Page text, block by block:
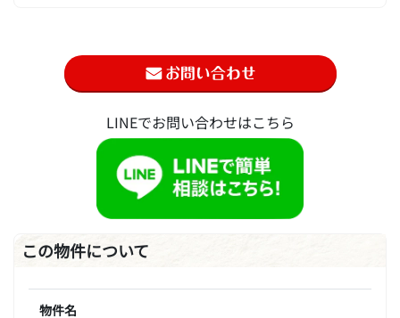
LINEでお問い合わせはこちら
この物件について
物件名